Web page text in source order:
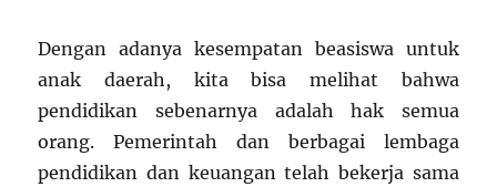
Dengan adanya kesempatan beasiswa untuk
anak daerah, kita bisa melihat bahwa
pendidikan sebenarnya adalah hak semua
orang. Pemerintah dan berbagai lembaga
pendidikan dan keuangan telah bekerja sama